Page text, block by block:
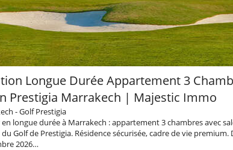
Longue Durée Appartement 3
Prestigia Marrakech | Majestic Immo
- Golf Prestigia
longue durée à Marrakech : appartement 3 chambres avec
Golf de Prestigia. Résidence sécurisée, cadre de vie premium.
2026…